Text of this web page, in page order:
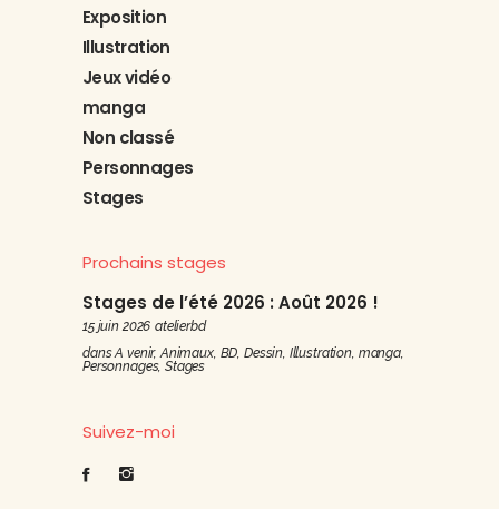
Exposition
Illustration
Jeux vidéo
manga
Non classé
Personnages
Stages
Prochains stages
Stages de l’été 2026 : Août 2026 !
15 juin 2026 atelierbd
dans A venir, Animaux, BD Dessin Illustration manga,
Personnages,Stages
Suivez-moi